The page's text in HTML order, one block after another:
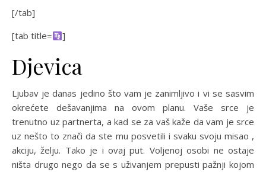
[/tab]
[tab title=
]
Djevica
Ljubav je danas jedino što vam je zanimljivo i vi se sasvim
okrećete dešavanjima na ovom planu. Vaše srce je
trenutno uz partnerta, a kad se za vaš kaže da vam je srce
uz nešto to znači da ste mu posvetili i svaku svoju misao ,
akciju, želju. Tako je i ovaj put. Voljenoj osobi ne ostaje
ništa drugo nego da se s uživanjem prepusti pažnji kojom